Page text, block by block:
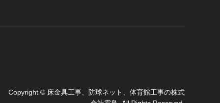
Copyright © 床金具工事、防球ネット、体育館工事の株式